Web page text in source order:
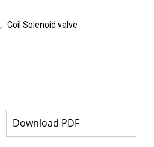
, Coil Solenoid valve
Download PDF